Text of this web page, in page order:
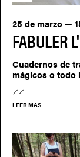
FABULER
25 de marzo —
Cuadernos de
mágicos o todo
LEER MÁS